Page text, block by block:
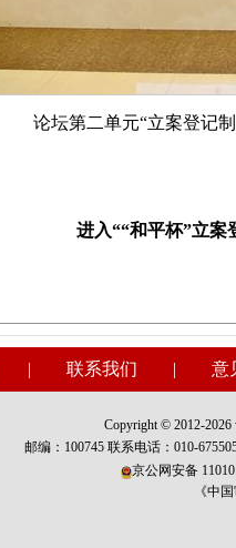
论坛第二单元“立案登记
进入““和平杯”立案
| 联系我们 | 意
Copyright © 2012-2026
邮编：100745 联系电话：010-
京公网安备
《中